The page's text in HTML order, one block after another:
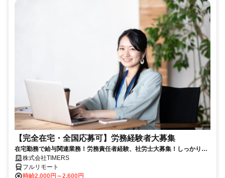
【完全在宅・全国応募可】労務経験者大募集
在宅勤務で給与関連業務！労務責任者経験、社労士大募集！しっかり稼
ぎたい方、注目！
株式会社TIMERS
フルリモート
時給2,000円～2,600円